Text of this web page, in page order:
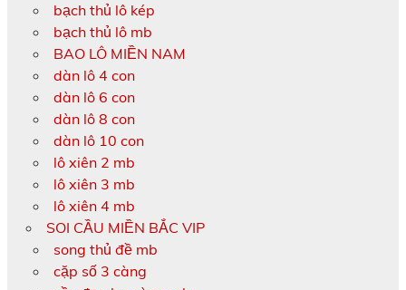
bạch thủ lô kép
bạch thủ lô mb
BAO LÔ MIỀN NAM
dàn lô 4 con
dàn lô 6 con
dàn lô 8 con
dàn lô 10 con
lô xiên 2 mb
lô xiên 3 mb
lô xiên 4 mb
SOI CẦU MIỀN BẮC VIP
song thủ đề mb
cặp số 3 càng